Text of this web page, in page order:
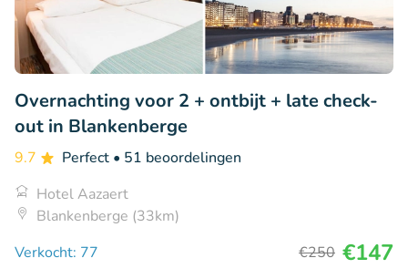
Overnachting voor 2 + ontbijt + late check-
out in Blankenberge
9.7 Perfect • 51 beoordelingen
Hotel Aazaert
Blankenberge (33km)
Verkocht: 77
€250 €147